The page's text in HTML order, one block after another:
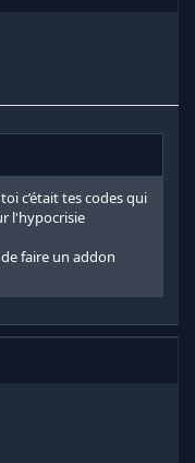
c’était tes codes qui
l'hypocrisie
faire un addon